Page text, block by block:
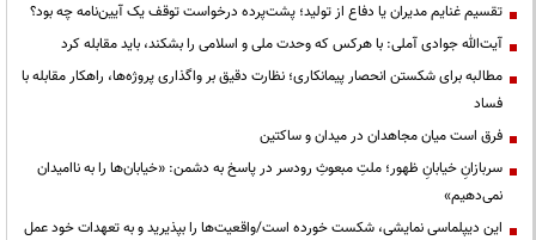
تقسیم غنایم مدیران یا دفاع از تولید؛ پشت‌پرده درخواست توقف یک آیین‌نامه چه بود؟
آیت‌الله جوادی آملی: با هرکس که وحدت ملی و اسلامی را بشکند، باید مقابله کرد
مطالبه برای شکستن انحصار پیمانکاری؛ نظارت دقیق بر واگذاری پروژه‌ها، راهکار مقابله با
فساد
فرق است میان مجاهدان در میدان و ساکتین
سربازانِ خیابانِ ظهور؛ ملتِ مبعوثِ رودسر در پاسخ به دشمن: «خیابان‌ها را به ناامیدان
نمی‌دهیم»
این دیپلماسی نمایشی، شکست خورده است/واقعیت‌ها را بپذیرید و به تعهدات خود عمل